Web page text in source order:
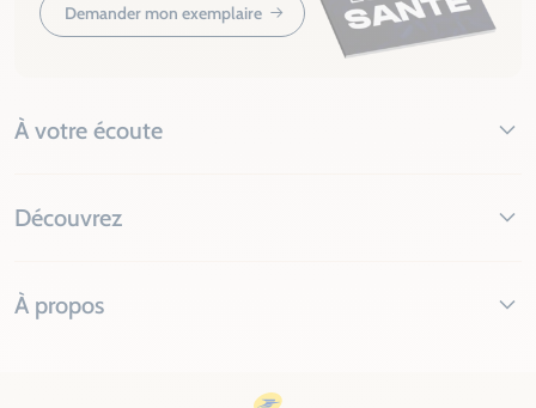
Demander mon exemplaire
À votre écoute
Découvrez
À propos